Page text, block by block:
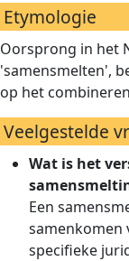
Etymologie
Oorsprong in het
'samensmelten',
op het
Veelgestelde
Wat is het
Een
samenkomen
specifieke